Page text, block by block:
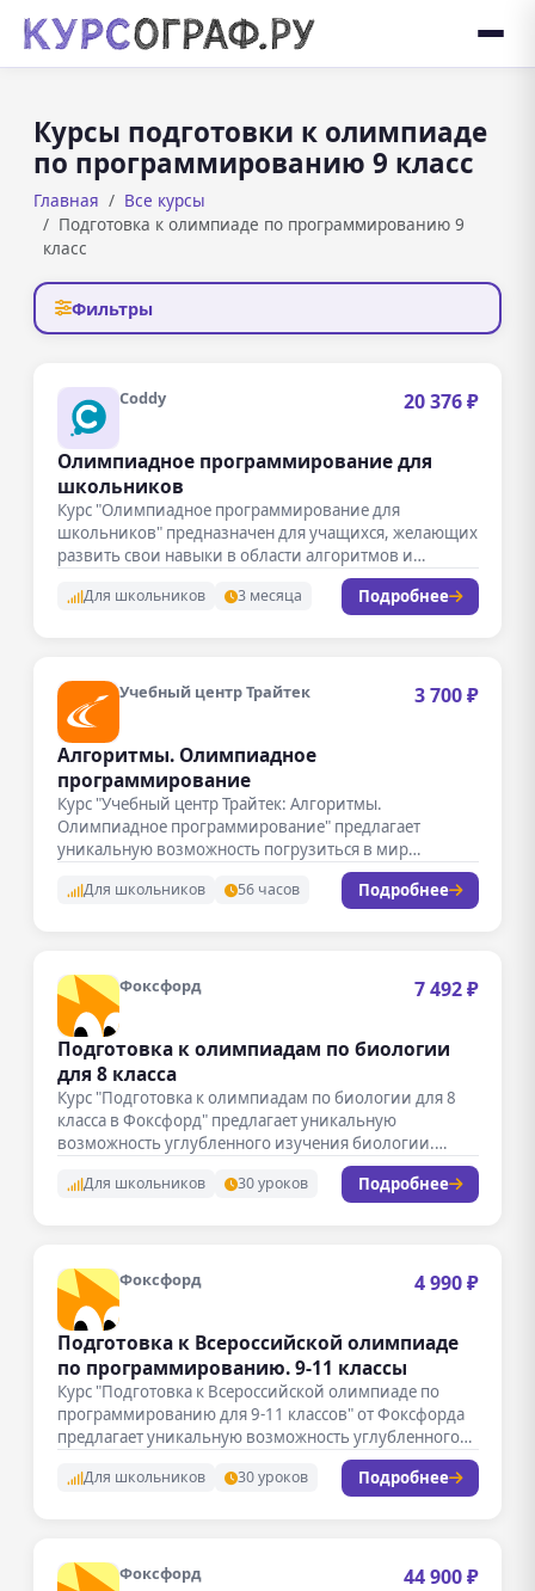
Курсы подготовки к олимпиаде
по программированию 9 класс
Главная
Все курсы
Подготовка к олимпиаде по программированию 9
класс
Фильтры
Coddy 20 376 ₽
Олимпиадное программирование для
школьников
Курс "Олимпиадное программирование для
школьников" предназначен для учащихся, желающих
развить свои навыки в области алгоритмов и
Для школьников 3 месяца Подробнее
Учебный центр Трайтек 3 700 ₽
Алгоритмы. Олимпиадное
программирование
Курс "Учебный центр Трайтек: Алгоритмы.
Олимпиадное программирование" предлагает
уникальную возможность погрузиться в мир
алгоритмов и решения сложных задач.…
Для школьников 56 часов Подробнее
Фоксфорд 7 492 ₽
Подготовка к олимпиадам по биологии
для 8 класса
Курс "Подготовка к олимпиадам по биологии для 8
класса в Фоксфорд" предлагает уникальную
возможность углубленного изучения биологии.
Для школьников 30 уроков Подробнее
Фоксфорд 4 990 ₽
Подготовка к Всероссийской олимпиаде
по программированию. 9-11 классы
Курс "Подготовка к Всероссийской олимпиаде по
программированию для 9-11 классов" от Фоксфорда
предлагает уникальную возможность углубленного
Для школьников 30 уроков Подробнее
Фоксфорд 44 900 ₽